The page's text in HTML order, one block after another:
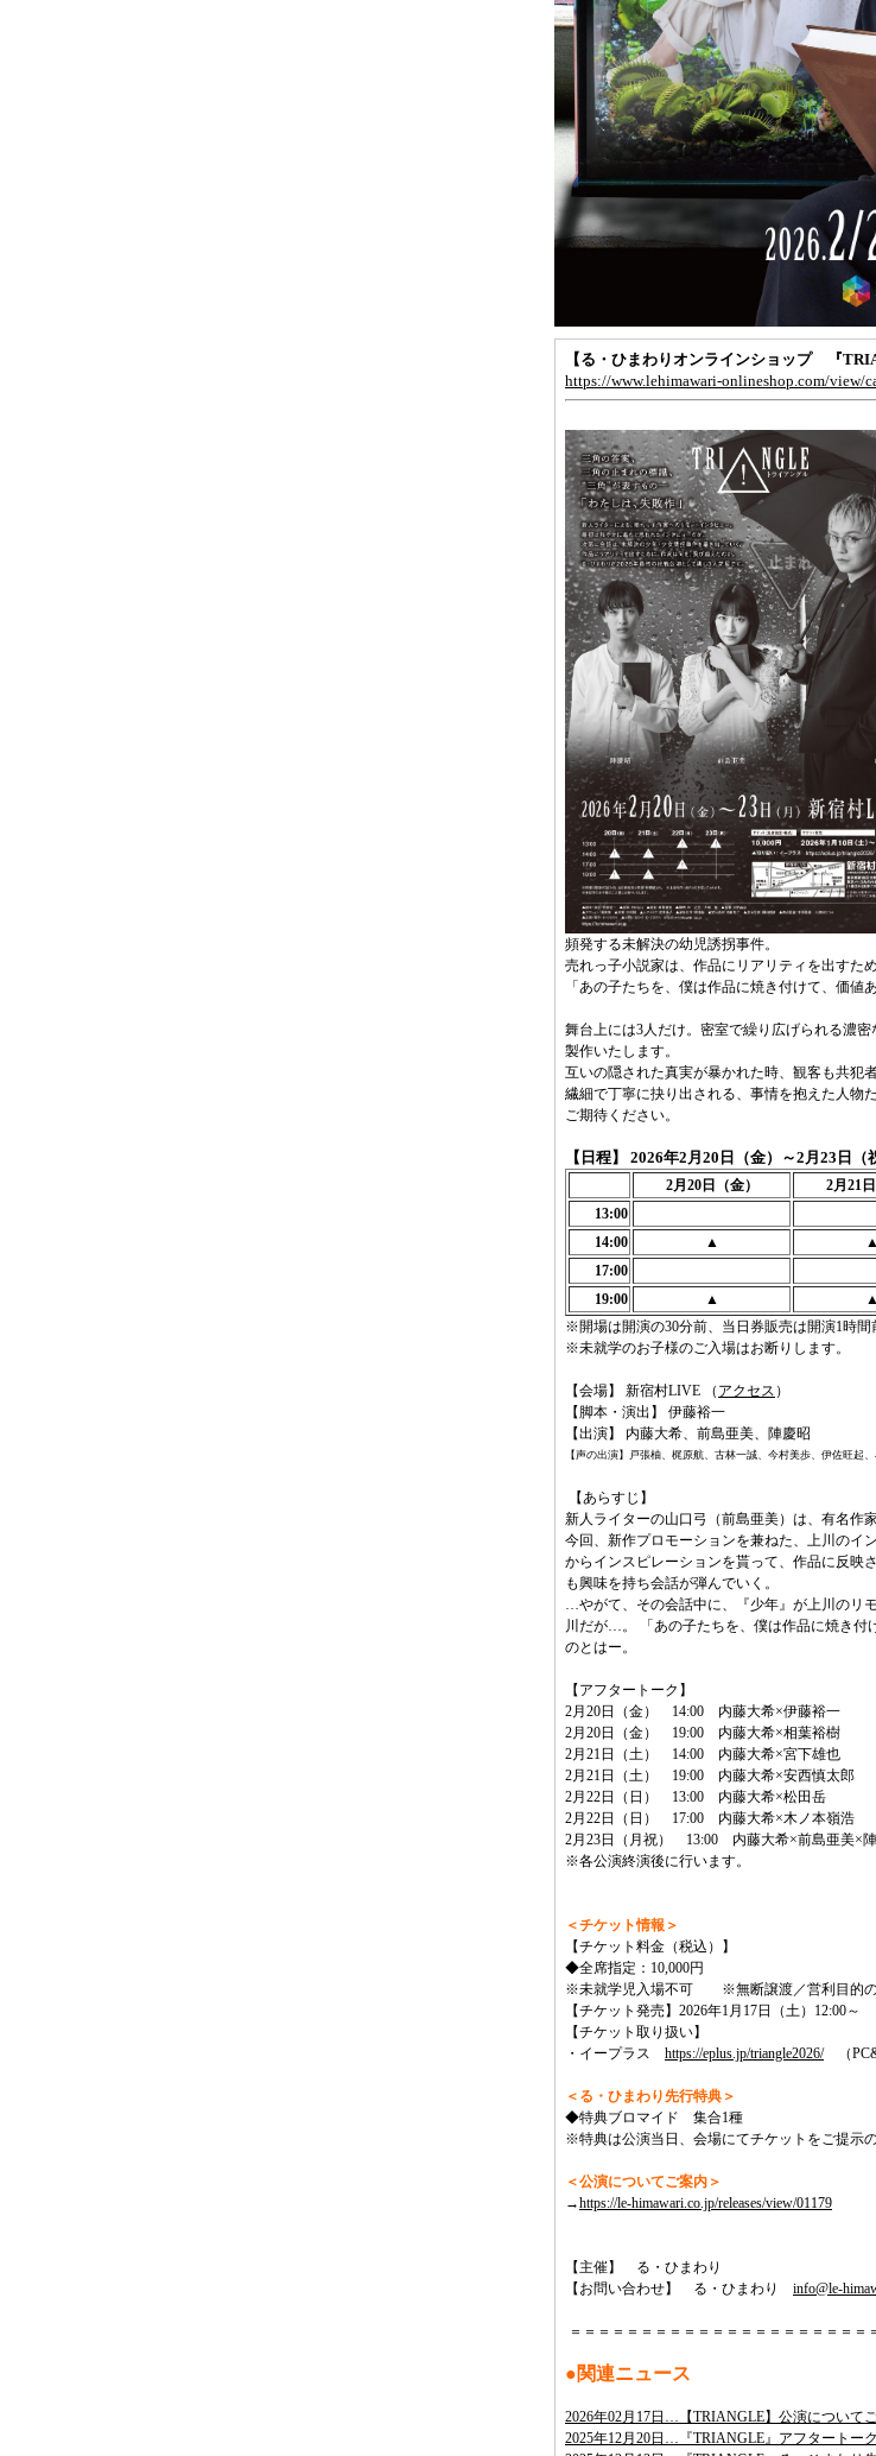
【る・ひまわりオンラインショップ 『
https://www.lehimawari-onlineshop.com/view/
頻発する未解決の幼児誘拐事件。
売れっ子小説家は、作品にリアリティを出すた
「あの子たちを、僕は作品に焼き付けて、価値
舞台上には3人だけ。密室で繰り広げられる濃
製作いたします。
互いの隠された真実が暴かれた時、観客も共犯者
繊細で丁寧に抉り出される、事情を抱えた人物
ご期待ください。
【日程】 2026年2月20日（金）～2月23日（
2月20日（金） 2月21日
13:00
14:00
▲
▲
17:00
19:00
▲
▲
※開場は開演の30分前、当日券販売は開演1時間
※未就学のお子様のご入場はお断りします。
【会場】 新宿村LIVE （ アクセス ）
【脚本・演出】 伊藤裕一
【出演】 内藤大希、前島亜美、陣慶昭
【声の出演】戸張柚、梶原航、古林一誠、今村美歩、伊佐旺起
【あらすじ】
新人ライターの山口弓（前島亜美）は、有名作
今回、新作プロモーションを兼ねた、上川のイ
からインスピレーションを貰って、作品に反映
も興味を持ち会話が弾んでいく。
…やがて、その会話中に、『少年』が上川のリ
川だが…。 「あの子たちを、僕は作品に焼き付
のとはー。
【アフタートーク】
2月20日（金） 14:00 内藤大希×伊藤裕一
2月20日（金） 19:00 内藤大希×相葉裕樹
2月21日（土） 14:00 内藤大希×宮下雄也
2月21日（土） 19:00 内藤大希×安西慎太郎
2月22日（日） 13:00 内藤大希×松田岳
2月22日（日） 17:00 内藤大希×木ノ本嶺浩
2月23日（月祝） 13:00 内藤大希×前島亜美×
※各公演終演後に行います。
＜チケット情報＞
【チケット料金（税込）】
◆全席指定：10,000円
※未就学児入場不可 ※無断譲渡／営利目的の
【チケット発売】2026年1月17日（土）12:00～
【チケット取り扱い】
・イープラス https://eplus.jp/triangle2026/（PC&
＜る・ひまわり先行特典＞
◆特典ブロマイド 集合1種
※特典は公演当日、会場にてチケットをご提示
＜公演についてご案内＞
→https://le-himawari.co.jp/releases/view/01179
【主催】 る・ひまわり
【お問い合わせ】 る・ひまわり info@le-
＝＝＝＝＝＝＝＝＝＝＝＝＝＝＝＝＝＝＝＝
●関連ニュース
2026年02月17日…【TRIANGLE】公演について
2025年12月20日…『TRIANGLE』アフタートー